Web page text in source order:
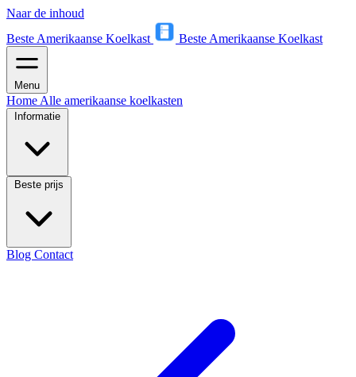
Naar de inhoud
Beste Amerikaanse Koelkast
Beste Amerikaanse Koelkast
Menu
Home Alle amerikaanse koelkasten
Informatie
Beste prijs
Blog Contact